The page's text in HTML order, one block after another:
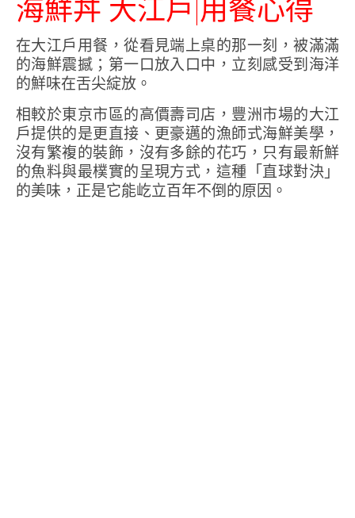
海鮮丼 大江戶|用餐心得
在大江戶用餐，從看見端上桌的那一刻，被滿滿
的海鮮震撼；第一口放入口中，立刻感受到海洋
的鮮味在舌尖綻放。
相較於東京市區的高價壽司店，豐洲市場的大江
戶提供的是更直接、更豪邁的漁師式海鮮美學，
沒有繁複的裝飾，沒有多餘的花巧，只有最新鮮
的魚料與最樸實的呈現方式，這種「直球對決」
的美味，正是它能屹立百年不倒的原因。